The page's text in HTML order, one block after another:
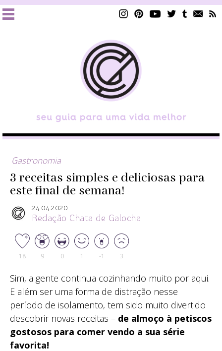
Gastronomia
3 receitas simples e deliciosas para
este final de semana!
24.04.2020
Redação Chata de Galocha
18 9 0 1 -1 3
Sim, a gente continua cozinhando muito por aqui.
E além ser uma forma de distração nesse
período de isolamento, tem sido muito divertido
descobrir novas receitas – de almoço à petiscos
gostosos para comer vendo a sua série
favorita!